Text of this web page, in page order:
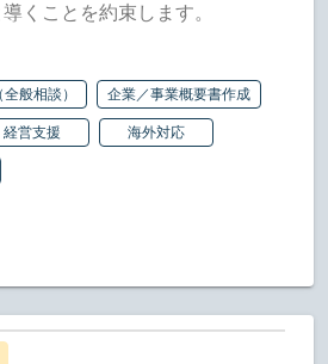
くことを約束します。
般相談）
企業／事業概要書作成
経営支援 海外対応